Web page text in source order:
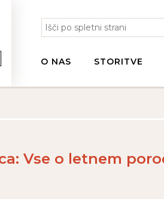
O NAS STORITVE
Vse o letnem